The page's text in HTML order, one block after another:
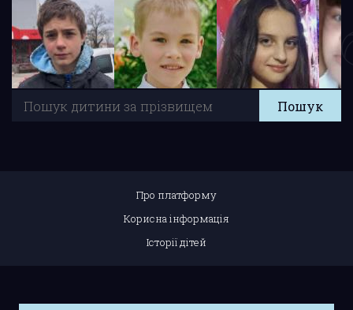
Про платформу
Корисна інформація
Історії дітей